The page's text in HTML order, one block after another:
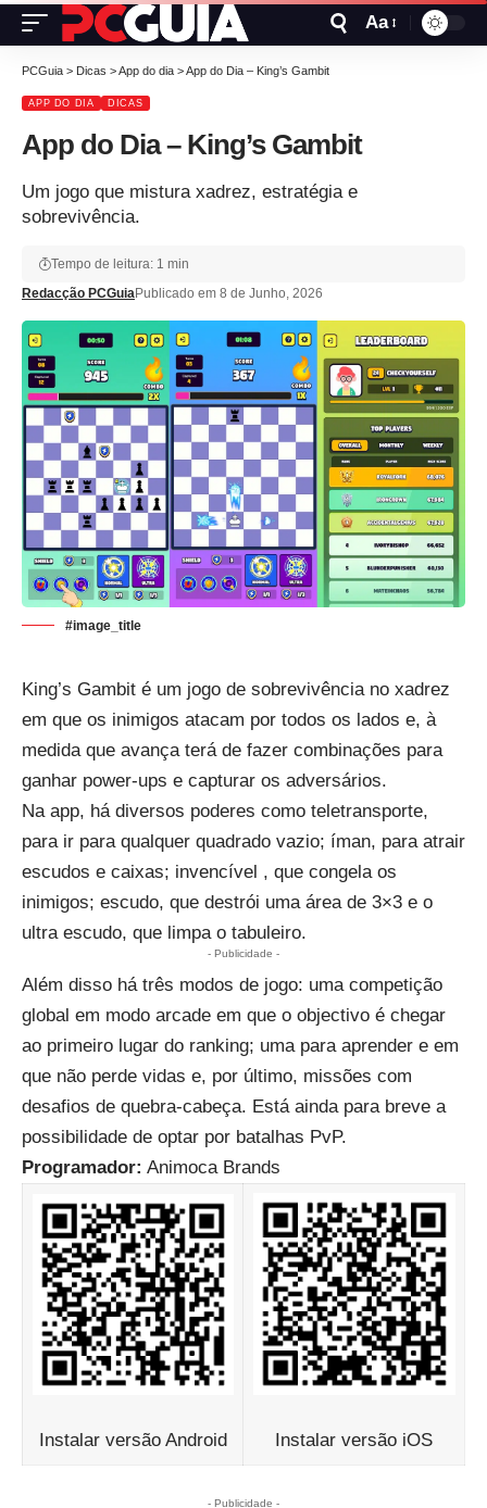
Aa
PCGuia > Dicas >App do dia >App do Dia – King’s Gambit
APP DO DIA DICAS
App do Dia – King’s Gambit
Um jogo que mistura xadrez, estratégia e
sobrevivência.
Redacção PCGuiaPublicado em 8 de Junho, 2026
Tempo de leitura: 1 min
#image_title
King’s Gambit é um jogo de sobrevivência no xadrez
em que os inimigos atacam por todos os lados e, à
medida que avança terá de fazer combinações para
ganhar power-ups e capturar os adversários.
Na app, há diversos poderes como teletransporte,
para ir para qualquer quadrado vazio; íman, para atrair
escudos e caixas; invencível , que congela os
inimigos; escudo, que destrói uma área de 3×3 e o
ultra escudo, que limpa o tabuleiro.
- Publicidade -
Além disso há três modos de jogo: uma competição
global em modo arcade em que o objectivo é chegar
ao primeiro lugar do ranking; uma para aprender e em
que não perde vidas e, por último, missões com
desafios de quebra-cabeça. Está ainda para breve a
possibilidade de optar por batalhas PvP.
Programador: Animoca Brands
Instalar versão Android Instalar versão iOS
- Publicidade -